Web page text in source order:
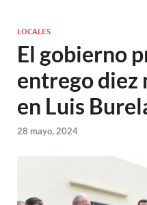
LOCALES
El gobierno
entrego diez
en Luis
28 mayo, 2024